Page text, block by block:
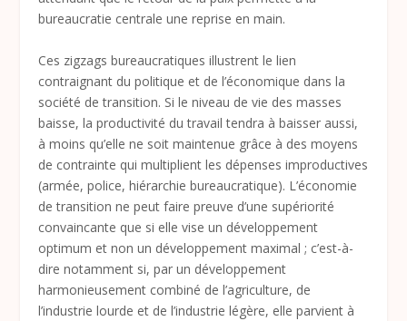
bureaucratie centrale une reprise en main.
Ces zigzags bureaucratiques illustrent le lien
contraignant du politique et de l’économique dans la
société de transition. Si le niveau de vie des masses
baisse, la productivité du travail tendra à baisser aussi,
à moins qu’elle ne soit maintenue grâce à des moyens
de contrainte qui multiplient les dépenses improductives
(armée, police, hiérarchie bureaucratique). L’économie
de transition ne peut faire preuve d’une supériorité
convaincante que si elle vise un développement
optimum et non un développement maximal ; c’est-à-
dire notamment si, par un développement
harmonieusement combiné de l’agriculture, de
l’industrie lourde et de l’industrie légère, elle parvient à